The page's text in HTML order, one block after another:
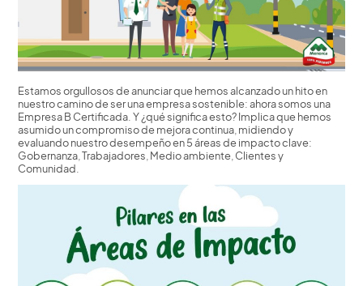
Estamos orgullosos de anunciar que hemos alcanzado un hito en
nuestro camino de ser una empresa sostenible: ahora somos una
Empresa B Certificada. Y ¿qué significa esto? Implica que hemos
asumido un compromiso de mejora continua, midiendo y
evaluando nuestro desempeño en 5 áreas de impacto clave:
Gobernanza, Trabajadores, Medio ambiente, Clientes y
Comunidad.